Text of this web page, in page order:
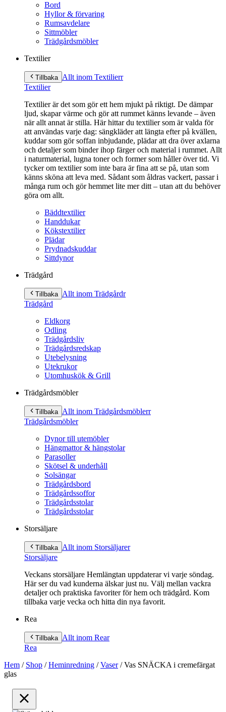
Bord
Hyllor & förvaring
Rumsavdelare
Sittmöbler
Trädgårdsmöbler
Textilier
Tillbaka Allt inom Textilierr
Textilier
Textilier är det som gör ett hem mjukt på riktigt. De dämpar
ljud, skapar värme och gör att rummet känns levande – även
när allt annat är stilla. Här hittar du textilier som är valda för
att användas varje dag: sängkläder att längta efter på kvällen,
kuddar som gör soffan inbjudande, plädar att dra över axlarna
och detaljer som binder ihop färger och material i rummet. Allt
i naturmaterial, lugna toner och former som håller över tid. Vi
tycker om textilier som inte bara är fina att se på, utan som
känns sköna att leva med. Sådant som åldras vackert, passar i
många rum och gör hemmet lite mer ditt – utan att du behöver
göra om allt.
Bäddtextilier
Handdukar
Kökstextilier
Plädar
Prydnadskuddar
Sittdynor
Trädgård
Tillbaka Allt inom Trädgårdr
Trädgård
Eldkorg
Odling
Trädgårdsliv
Trädgårdsredskap
Utebelysning
Utekrukor
Utomhuskök & Grill
Trädgårdsmöbler
Tillbaka Allt inom Trädgårdsmöblerr
Trädgårdsmöbler
Dynor till utemöbler
Hängmattor & hängstolar
Parasoller
Skötsel & underhåll
Solsängar
Trädgårdsbord
Trädgårdssoffor
Trädgårdsstolar
Trädgårdsstolar
Storsäljare
Tillbaka Allt inom Storsäljarer
Storsäljare
Veckans storsäljare Hemlängtan uppdaterar vi varje söndag.
Här ser du vad kunderna älskar just nu. Välj mellan vackra
detaljer och praktiska favoriter för hem och trädgård. Kom
tillbaka varje vecka och hitta din nya favorit.
Rea
Tillbaka Allt inom Rear
Rea
Hem / Shop /Heminredning /Vaser/Vas SNÄCKA i cremefärgat
glas